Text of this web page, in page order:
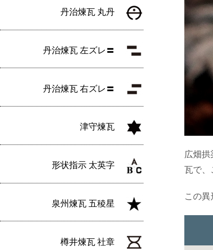
丹治煉瓦 丸丹
丹治煉瓦 左ズレ〓
丹治煉瓦 右ズレ〓
津守煉瓦
形状指示 太英字
泉州煉瓦 五稜星
樽井煉瓦 社章
広畑
瓦で、
この